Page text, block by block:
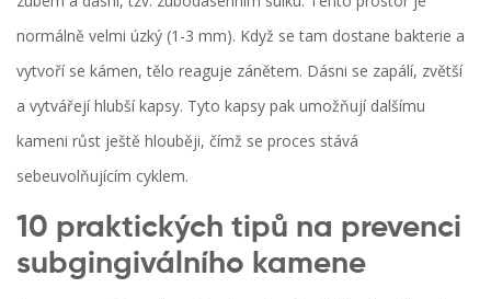
normálně velmi úzký (1-3 mm). Když se tam dostane bakterie a
vytvoří se kámen, tělo reaguje zánětem. Dásni se zapálí, zvětší
a vytvářejí hlubší kapsy. Tyto kapsy pak umožňují dalšímu
kameni růst ještě hlouběji, čímž se proces stává
sebeuvolňujícím cyklem.
10 praktických tipů na prevenci
subgingiválního kamene